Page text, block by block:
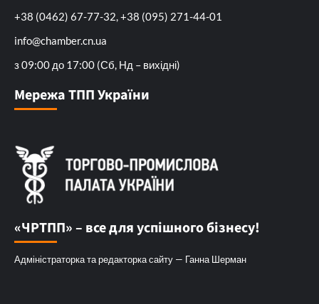
+38 (0462) 67-77-32, +38 (095) 271-44-01
info@chamber.cn.ua
з 09:00 до 17:00 (Сб, Нд – вихідні)
Мережа ТПП України
«ЧРТПП» – все для успішного бізнесу!
Адміністраторка та редакторка сайту — Ганна Шерман